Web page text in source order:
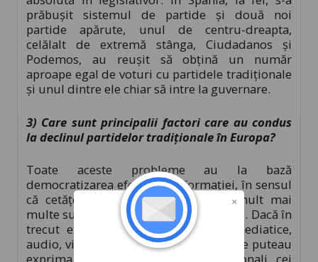
prăbușit sistemul de partide și două noi
partide apărute, unul de centru-dreapta,
celălalt de extremă stânga, Ciudadanos și
Podemos, au reușit să obțină un număr
aproape egal de voturi cu partidele tradiționale
și unul dintre ele chiar să intre la guvernare.
3) Care sunt principalii factori care au condus
la declinul partidelor tradiționale în Europa?
Toate aceste probleme au la bază
democratizarea efectivă a informației, în sensul
că cetățenii au acum la dispoziție mult mai
multe surse de informare decât înainte. Dacă în
trecut existau doar câteva canale mediatice,
audio, video și presa scrisă, prin care se puteau
exprima în general politicienii tradiționali, cei